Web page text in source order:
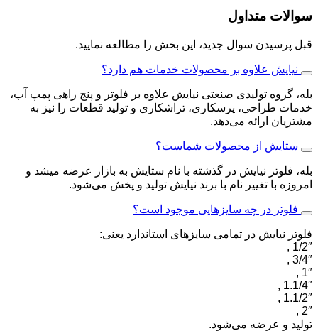
سوالات متداول
قبل پرسیدن سوال جدید، این بخش را مطالعه نمایید.
نیایش علاوه بر محصولات خدمات هم دارد؟
بله، گروه تولیدی صنعتی نیایش علاوه بر فلوتر و پنج راهی پمپ آب،
خدمات طراحی، پرسکاری، تراشکاری و تولید قطعات را نیز به
مشتریان ارائه می‌دهد.
ستایش از محصولات شماست؟
بله، فلوتر نیایش در گذشته با نام ستایش به بازار عرضه میشد و
امروزه با تغییر نام با برند نیایش تولید و پخش می‌شود.
فلوتر در چه سایزهایی موجود است؟
فلوتر نیایش در تمامی سایزهای استاندارد یعنی:
1/2″ ,
3/4″ ,
1″ ,
1.1/4″ ,
1.1/2″ ,
2″ ,
تولید و عرضه می‌شود.